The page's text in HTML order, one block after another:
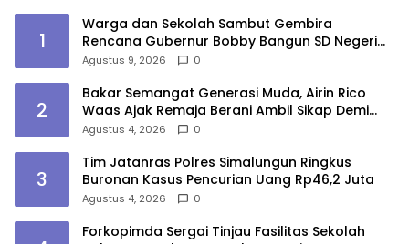
1
Warga dan Sekolah Sambut Gembira
Rencana Gubernur Bobby Bangun SD Negeri
Lasara di Nias Utara
Agustus 9, 2026 0
2
Bakar Semangat Generasi Muda, Airin Rico
Waas Ajak Remaja Berani Ambil Sikap Demi
Masa Depan
Agustus 4, 2026 0
3
Tim Jatanras Polres Simalungun Ringkus
Buronan Kasus Pencurian Uang Rp46,2 Juta
Agustus 4, 2026 0
Forkopimda Sergai Tinjau Fasilitas Sekolah